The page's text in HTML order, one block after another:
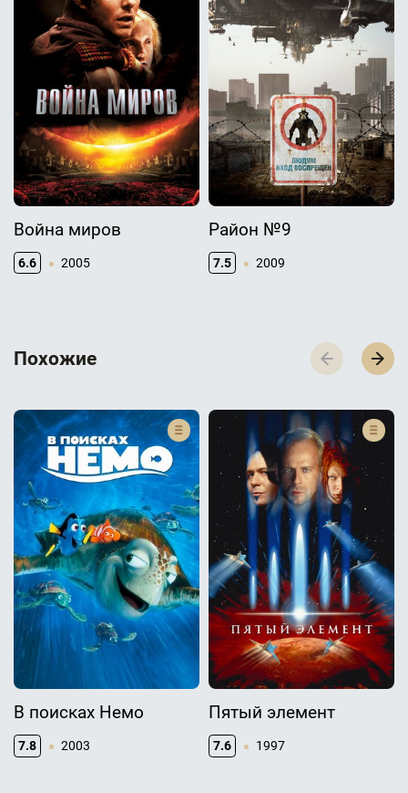
Война миров
6.6 2005
Район №9
7.5 2009
П­­­о­­­х­­­о­­­ж­­­и­­­е
В поисках Немо
7.8 2003
Пятый элемент
7.6 1997